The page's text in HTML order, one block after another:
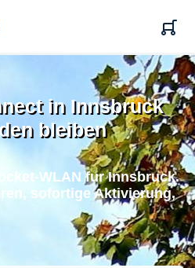
in Innsbruck
bleiben
WLAN fur Innsbruck.
sofortige Aktivierung,